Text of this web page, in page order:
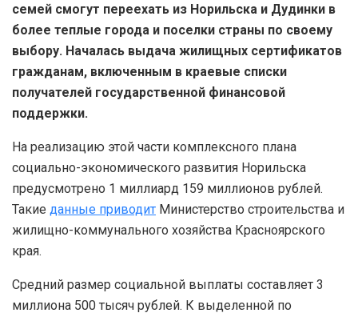
семей смогут переехать из Норильска и Дудинки в
более теплые города и поселки страны по своему
выбору. Началась выдача жилищных сертификатов
гражданам, включенным в краевые списки
получателей государственной финансовой
поддержки.
На реализацию этой части комплексного плана
социально-экономического развития Норильска
предусмотрено 1 миллиард 159 миллионов рублей.
Такие данные приводит Министерство строительства и
жилищно-коммунального хозяйства Красноярского
края.
Средний размер социальной выплаты составляет 3
миллиона 500 тысяч рублей. К выделенной по